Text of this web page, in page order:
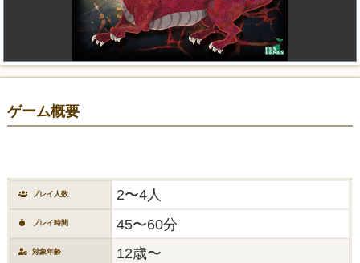
ゲーム概要
プレイ人数 2〜4人
プレイ時間 45〜60分
対象年齢 12歳〜